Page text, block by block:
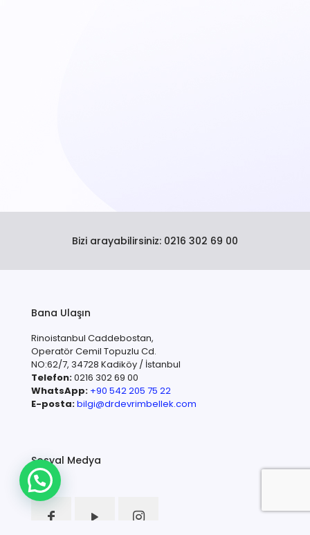
Bizi arayabilirsiniz: 0216 302 69 00
Bana Ulaşın
Rinoistanbul Caddebostan,
Operatör Cemil Topuzlu Cd.
NO:62/7, 34728 Kadiköy / İstanbul
Telefon:0216 302 69 00
WhatsApp: +90 542 205 75 22
E-posta:bilgi@drdevrimbellek.com
Sosyal Medya